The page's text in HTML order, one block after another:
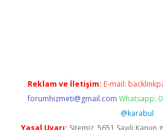
Reklam ve İletişim: E-mail:
forumhizmeti@gmail.com Whatsapp:
@karabul
Yasal Uyarı: Sitemiz, 5651 Sayılı